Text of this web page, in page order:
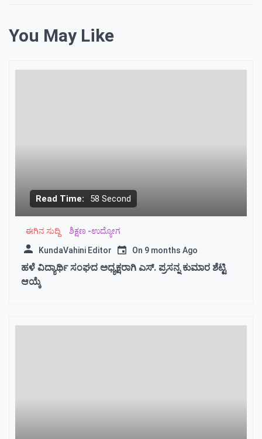
You May Like
Read Time: 58 Second
ಈಗಿನ ಸುದ್ದಿ ಶಿಕ್ಷಣ -ಉದ್ಯೋಗ
KundaVahini Editor On 9 months Ago
ಹಳೆ ವಿದ್ಯಾರ್ಥಿ ಸಂಘದ ಅಧ್ಯಕ್ಷರಾಗಿ ಎಸ್. ಪ್ರಸನ್ನ ಕುಮಾರ ಶೆಟ್ಟಿ
ಆಯ್ಕೆ